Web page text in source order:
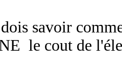
savoir
le cout de